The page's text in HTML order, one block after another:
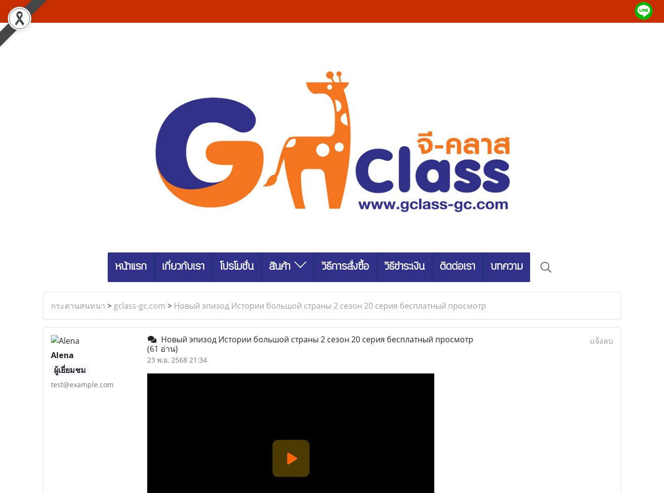
หน้าแรก เกี่ยวกับเรา โปรโมชั่น สินค้า วิธีการสั่งซื้อ วิธีชำระเงิน ติดต่อเรา บทความ
กระดานสนทนา > gclass-gc.com > Новый эпизод Истории большой страны 2 сезон 20 серия бесплатный просмотр
Alena
ผู้เยี่ยมชม
test@example.com
Новый эпизод Истории большой страны 2 сезон 20 серия бесплатный просмотр
(61 อ่าน)
23 พ.ย. 2568 21:34
แจ้งลบ